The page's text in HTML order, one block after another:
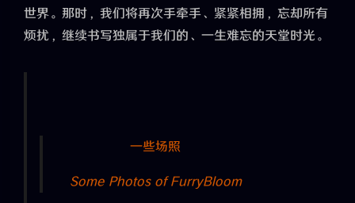
世界。那时，我们将再次手牵手、紧紧相拥，忘却所有
烦扰，继续书写独属于我们的、一生难忘的天堂时光。
一些场照
Some Photos of FurryBloom